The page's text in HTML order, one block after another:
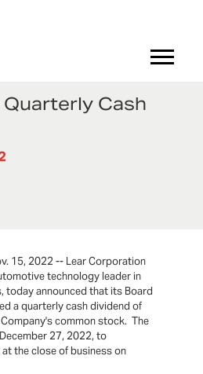
Cash
15, 2022 -- Lear Corporation
technology leader in
today announced that its Board
a quarterly cash dividend of
common stock. The
27, 2022, to
the close of business on